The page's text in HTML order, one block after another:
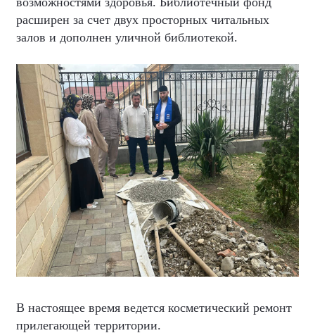
расширен за счет двух просторных читальных
залов и дополнен уличной библиотекой.
В настоящее время ведется косметический ремонт
прилегающей территории.